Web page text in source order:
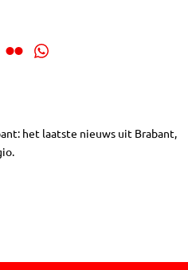
het laatste nieuws uit Brabant,